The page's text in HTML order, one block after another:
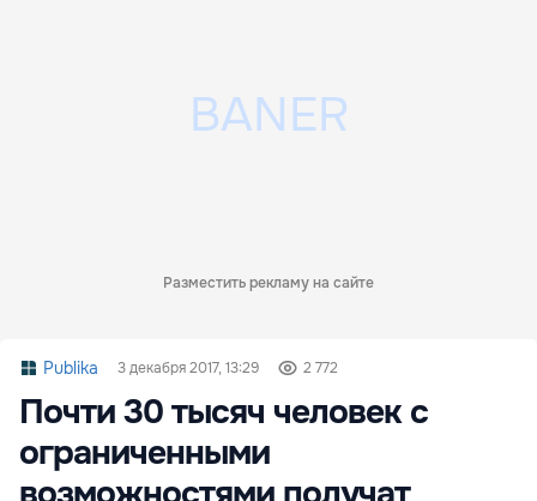
Разместить рекламу на сайте
Publika 3 декабря 2017, 13:29 2 772
Почти 30 тысяч человек с
ограниченными